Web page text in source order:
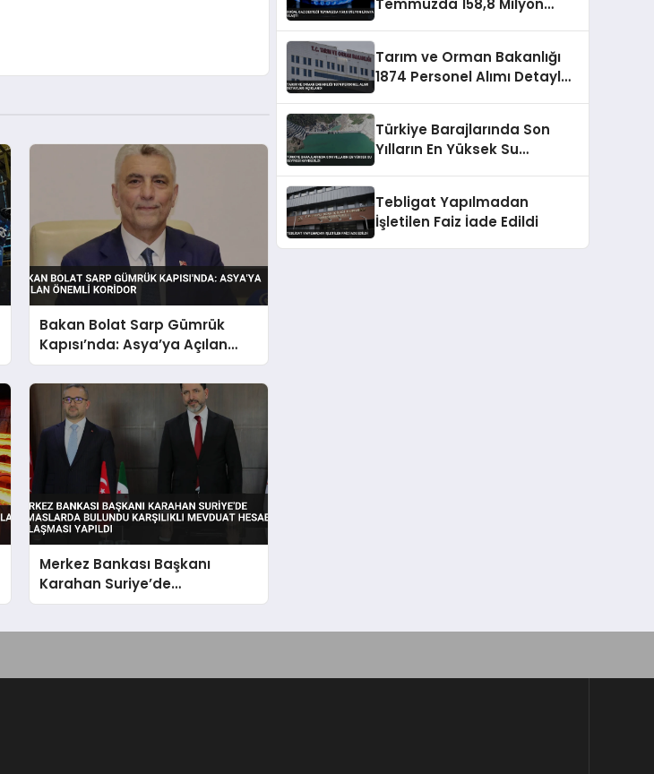
Bakan Bolat Sarp Gümrük
Kapısı’nda: Asya’ya Açılan
Önemli Koridor
Merkez Bankası Başkanı
Karahan Suriye’de
Temaslarda Bulundu Karşılıklı
Temmuzda 158,8 Milyon
Tarım ve Orman Bakanlığı
1874 Personel Alımı Detayları
Türkiye Barajlarında Son
Yılların En Yüksek Su
Tebligat Yapılmadan
İşletilen Faiz İade Edildi